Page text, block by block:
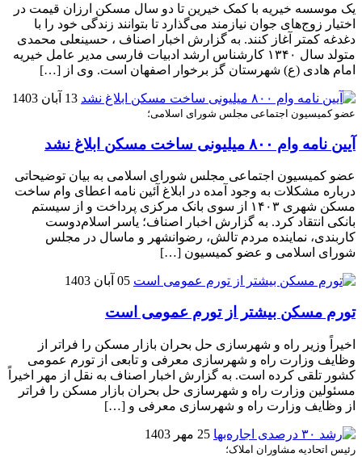
یک موسسه خیریه با کمک خیرین تا دو سال مسکن ارزان قیمت در
اختیار زوج‌های جوان نیازمند می‌گذارد تا بتوانند زندگی خود را با
دغدغه کمتر آغاز کنند. به گزارش اخبار اصناف ، حسینعلی محمدی
متولد سال ۱۳۴۰ کارشناس ارشد ادبیات فارسی مدیر عامل خیریه
امام هادی (ع) شهرستان گز برخوار اصفهان است. وی از […]
13 آبان 1403
عضو کمیسیون اجتماعی مجلس شورای اسلامی؛
آیین نامه وام ۸۰۰ میلیونی ساخت مسکن ابلاغ نشد
عضو کمیسیون اجتماعی مجلس شورای اسلامی به بیان توضیحاتی
درباره مشکلات به وجود آمده در ابلاغ آئین نامه اعطای وام ساخت
مسکن شهری ۱۴۰۳ از سوی بانک مرکزی پرداخت و از سیستم
بانکی انتقاد کرد. به گزارش اخبار اصناف؛ یاسر اسلام‌دوست
کاربندی، نماینده مردم تالش، رضوانشهر و ماسال در مجلس
شورای اسلامی و عضو کمیسیون […]
05 آبان 1403
تورم مسکن بیشتر از تورم عمومی است
اخیراً وزیر راه و شهرسازی حل بحران بازار مسکن را فراتر از
وظایف وزارت راه و شهرسازی معرفی و تابعی از تورم عمومی
کشور تلقی کرده است. به گزارش اخبار اصناف به نقل از مهر اخیراً
مسئولین وزارت راه و شهرسازی حل بحران بازار مسکن را فراتر
از وظایف وزارت راه و شهرسازی معرفی و […]
25 مهر 1403
رئیس اتحادیه مشاوران املاک؛